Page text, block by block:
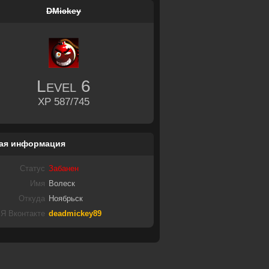
DMickey
Level 6
XP 587/745
информация
Статус Забанен
Имя
Волеск
Откуда Ноябрьск
Я Вконтакте deadmickey89